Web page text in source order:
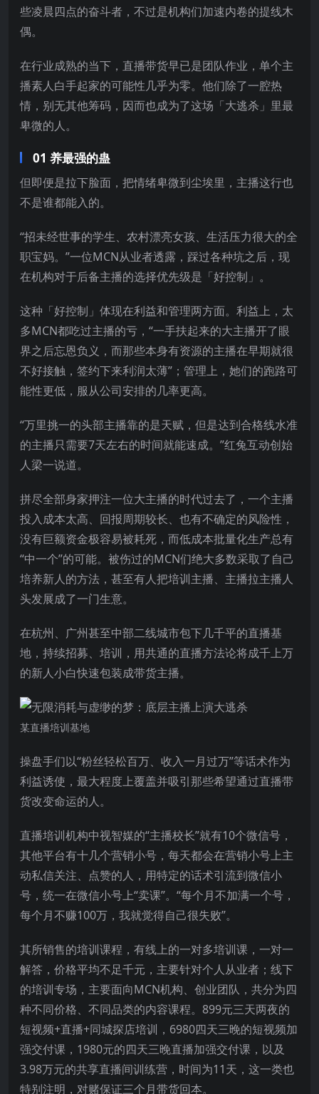
些凌晨四点的奋斗者，不过是机构们加速内卷的提线木
偶。
在行业成熟的当下， 直播带货早已是团队作业，单个主
播素人白手起家的可能性几乎为零。他们除了一腔热
情，别无其他筹码，因而也成为了这场「大逃杀」里最
卑微的人。
01 养最强的蛊
但即便是拉下脸面，把情绪卑微到尘埃里，主播这行也
不是谁都能入的。
“招未经世事的学生、农村漂亮女孩、生活压力很大的全
职宝妈。”一位MCN从业者透露，踩过各种坑之后，现
在机构对于后备主播的选择优先级是「好控制」。
这种「好控制」体现在利益和管理两方面。利益上，太
多MCN都吃过主播的亏，“一手扶起来的大主播开了眼
界之后忘恩负义，而那些本身有资源的主播在早期就很
不好接触，签约下来利润太薄”；管理上，她们的跑路可
能性更低，服从公司安排的几率更高。
“万里挑一的头部主播靠的是天赋，但是达到合格线水准
的主播只需要7天左右的时间就能速成。”红兔互动创始
人梁一说道。
拼尽全部身家押注一位大主播的时代过去了，一个主播
投入成本太高、回报周期较长、也有不确定的风险性，
没有巨额资金极容易被耗死，而低成本批量化生产总有
“中一个”的可能。被伤过的MCN们绝大多数采取了自己
培养新人的方法，甚至有人把培训主播、主播拉主播人
头发展成了一门生意。
在杭州、广州甚至中部二线城市包下几千平的直播基
地，持续招募、培训，用共通的直播方法论将成千上万
的新人小白快速包装成带货主播。
某直播培训基地
操盘手们以“粉丝轻松百万、收入一月过万”等话术作为
利益诱使，最大程度上覆盖并吸引那些希望通过直播带
货改变命运的人。
直播培训机构中视智媒的“主播校长”就有10个微信号，
其他平台有十几个营销小号，每天都会在营销小号上主
动私信关注、点赞的人，用特定的话术引流到微信小
号，统一在微信小号上“卖课”。“每个月不加满一个号，
每个月不赚100万，我就觉得自己很失败”。
其所销售的培训课程，有线上的一对多培训课，一对一
解答，价格平均不足千元，主要针对个人从业者；线下
的培训专场，主要面向MCN机构、创业团队，共分为四
种不同价格、不同品类的内容课程。899元三天两夜的
短视频+直播+同城探店培训，6980四天三晚的短视频加
强交付课，1980元的四天三晚直播加强交付课，以及
3.98万元的共享直播间训练营，时间为11天，这一类也
特别注明，对赌保证三个月带货回本。